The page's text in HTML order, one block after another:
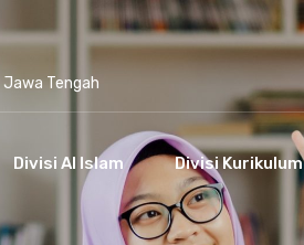
Jawa Tengah
Divisi Al Islam Divisi Kurikulum